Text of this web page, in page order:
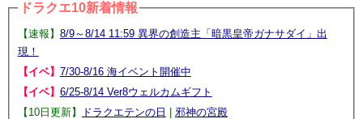
ドラクエ10新着情報
【速報】 8/9～8/14 11:59 異界の創造主「暗黒皇帝ガナサダイ」出
現！
【イベ】 7/30-8/16 海イベント開催中
【イベ】 6/25-8/14 Ver8ウェルカムギフト
【10日更新】
ドラクエテンの日 邪神の宮殿